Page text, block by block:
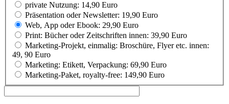
private Nutzung: 14,90 Euro
Präsentation oder Newsletter: 19,90 Euro
Web, App oder Ebook: 29,90 Euro
Print: Bücher oder Zeitschriften innen: 39,90 Euro
Marketing-Projekt, einmalig: Broschüre, Flyer etc. innen:
49, 90 Euro
Marketing: Etikett, Verpackung: 69,90 Euro
Marketing-Paket, royalty-free: 149,90 Euro